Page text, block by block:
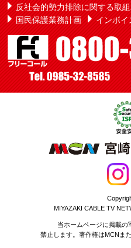
反社会的勢力排除に関する取
国民保護業務計画
インボイ
MIYAZAKI CABLE TV
当ホームページに掲載の
禁止します。著作権はMCNま